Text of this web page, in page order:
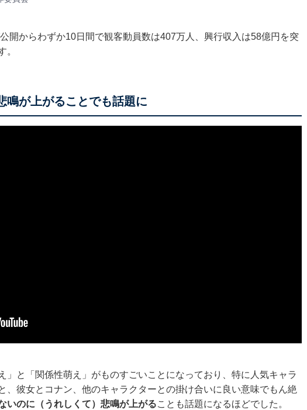
開からわずか10日間で観客動員数は407万人、興行収入は58億円を突
。
鳴が上がることでも話題に
」と「関係性萌え」がものすごいことになっており、特に人気キャラ
、彼女とコナン、他のキャラクターとの掛け合いに良い意味でもん絶
いのに（うれしくて）悲鳴が上がることも話題になるほどでした。